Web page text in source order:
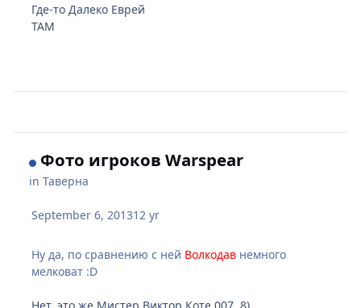
Где-то Далеко Еврей
ТАМ
Фото игроков Warspear
inТаверна
September 6, 201312 yr
Ну да, по сравнению с ней Волкодав немного
мелковат :D